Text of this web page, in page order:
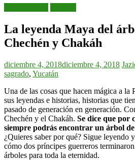
La leyenda Maya del
Chechén y Chakáh
diciembre 4, 2018diciembre 4, 2018
sagrado, Yucatán
Una de las cosas que hacen mágica a la
sus leyendas e historias, historias que
pasado de generación en generación.
Chechén y el Chakáh. Se dice que por
siempre podrás encontrar un árbol
¿Quieres saber por qué? Sigue leyendo
cómo dos príncipes guerreros
árboles para toda la eternidad.